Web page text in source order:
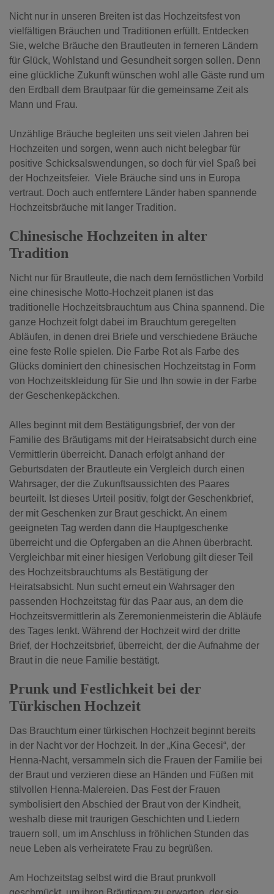
Nicht nur in unseren Breiten ist das Hochzeitsfest von
vielfältigen Bräuchen und Traditionen erfüllt. Entdecken
Sie, welche Bräuche den Brautleuten in ferneren Ländern
für Glück, Wohlstand und Gesundheit sorgen sollen. Denn
eine glückliche Zukunft wünschen wohl alle Gäste rund um
den Erdball dem Brautpaar für die gemeinsame Zeit als
Mann und Frau.
Unzählige Bräuche begleiten uns seit vielen Jahren bei
Hochzeiten und sorgen, wenn auch nicht belegbar für
positive Schicksalswendungen, so doch für viel Spaß bei
der Hochzeitsfeier. Viele Bräuche sind uns in Europa
vertraut. Doch auch entferntere Länder haben spannende
Hochzeitsbräuche mit langer Tradition.
Chinesische Hochzeiten in alter
Tradition
Nicht nur für Brautleute, die nach dem fernöstlichen Vorbild
eine chinesische Motto-Hochzeit planen ist das
traditionelle Hochzeitsbrauchtum aus China spannend. Die
ganze Hochzeit folgt dabei im Brauchtum geregelten
Abläufen, in denen drei Briefe und verschiedene Bräuche
eine feste Rolle spielen. Die Farbe Rot als Farbe des
Glücks dominiert den chinesischen Hochzeitstag in Form
von Hochzeitskleidung für Sie und Ihn sowie in der Farbe
der Geschenkepäckchen.
Alles beginnt mit dem Bestätigungsbrief, der von der
Familie des Bräutigams mit der Heiratsabsicht durch eine
Vermittlerin überreicht. Danach erfolgt anhand der
Geburtsdaten der Brautleute ein Vergleich durch einen
Wahrsager, der die Zukunftsaussichten des Paares
beurteilt. Ist dieses Urteil positiv, folgt der Geschenkbrief,
der mit Geschenken zur Braut geschickt. An einem
geeigneten Tag werden dann die Hauptgeschenke
überreicht und die Opfergaben an die Ahnen überbracht.
Vergleichbar mit einer hiesigen Verlobung gilt dieser Teil
des Hochzeitsbrauchtums als Bestätigung der
Heiratsabsicht. Nun sucht erneut ein Wahrsager den
passenden Hochzeitstag für das Paar aus, an dem die
Hochzeitsvermittlerin als Zeremonienmeisterin die Abläufe
des Tages lenkt. Während der Hochzeit wird der dritte
Brief, der Hochzeitsbrief, überreicht, der die Aufnahme der
Braut in die neue Familie bestätigt.
Prunk und Festlichkeit bei der
Türkischen Hochzeit
Das Brauchtum einer türkischen Hochzeit beginnt bereits
in der Nacht vor der Hochzeit. In der „Kina Gecesi“, der
Henna-Nacht, versammeln sich die Frauen der Familie bei
der Braut und verzieren diese an Händen und Füßen mit
stilvollen Henna-Malereien. Das Fest der Frauen
symbolisiert den Abschied der Braut von der Kindheit,
weshalb diese mit traurigen Geschichten und Liedern
trauern soll, um im Anschluss in fröhlichen Stunden das
neue Leben als verheiratete Frau zu begrüßen.
Am Hochzeitstag selbst wird die Braut prunkvoll